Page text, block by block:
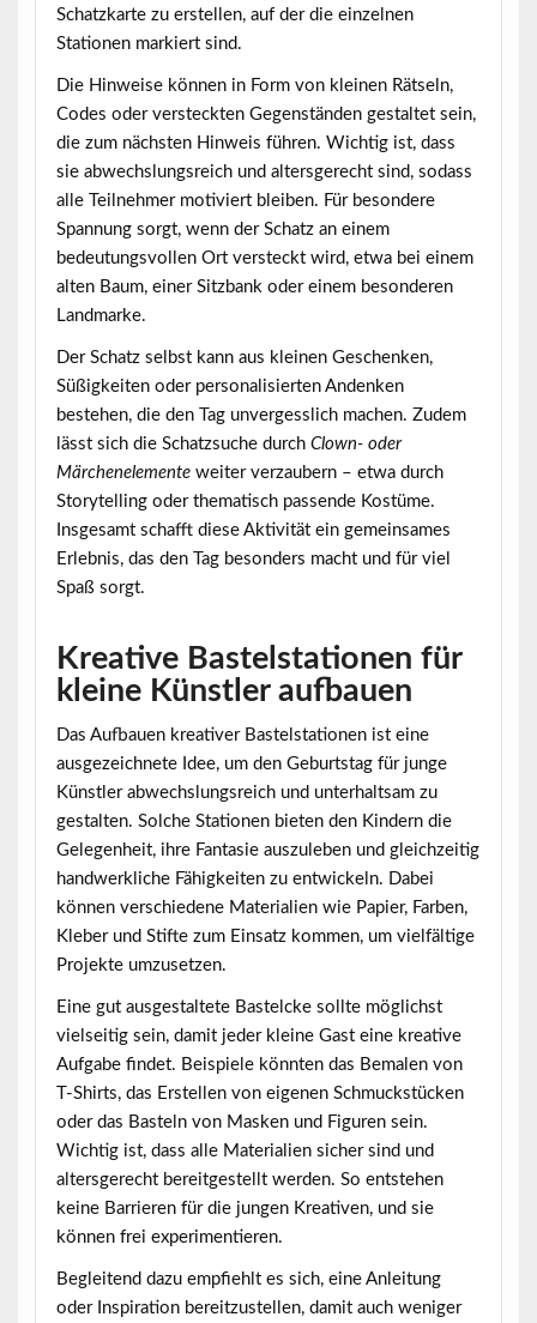
Schatzkarte zu erstellen, auf der die einzelnen
Stationen markiert sind.
Die Hinweise können in Form von kleinen Rätseln,
Codes oder versteckten Gegenständen gestaltet sein,
die zum nächsten Hinweis führen. Wichtig ist, dass
sie abwechslungsreich und altersgerecht sind, sodass
alle Teilnehmer motiviert bleiben. Für besondere
Spannung sorgt, wenn der Schatz an einem
bedeutungsvollen Ort versteckt wird, etwa bei einem
alten Baum, einer Sitzbank oder einem besonderen
Landmarke.
Der Schatz selbst kann aus kleinen Geschenken,
Süßigkeiten oder personalisierten Andenken
bestehen, die den Tag unvergesslich machen. Zudem
lässt sich die Schatzsuche durch Clown- oder
Märchenelementeweiter verzaubern – etwa durch
Storytelling oder thematisch passende Kostüme.
Insgesamt schafft diese Aktivität ein gemeinsames
Erlebnis, das den Tag besonders macht und für viel
Spaß sorgt.
Kreative Bastelstationen für
kleine Künstler aufbauen
Das Aufbauen kreativer Bastelstationenist eine
ausgezeichnete Idee, um den Geburtstag für junge
Künstler abwechslungsreich und unterhaltsam zu
gestalten. Solche Stationen bieten den Kindern die
Gelegenheit, ihre Fantasie auszuleben und gleichzeitig
handwerkliche Fähigkeiten zu entwickeln. Dabei
können verschiedene Materialien wie Papier, Farben,
Kleber und Stifte zum Einsatz kommen, um vielfältige
Projekte umzusetzen.
Eine gut ausgestaltete Bastelcke sollte möglichst
vielseitig sein, damit jeder kleine Gast eine kreative
Aufgabe findet. Beispiele könnten das Bemalen von
T-Shirts, das Erstellen von eigenen Schmuckstücken
oder das Basteln von Masken und Figuren sein.
Wichtig ist, dass alle Materialien sicher sind und
altersgerecht bereitgestellt werden. So entstehen
keine Barrieren für die jungen Kreativen, und sie
können frei experimentieren.
Begleitend dazu empfiehlt es sich, eine Anleitung
oder Inspiration bereitzustellen, damit auch weniger